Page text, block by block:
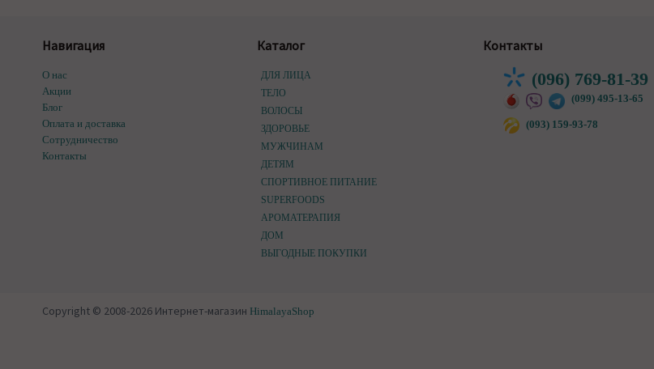
Навигация
О нас
Акции
Блог
Оплата и доставка
Сотрудничество
Контакты
Каталог
ДЛЯ ЛИЦА
ТЕЛО
ВОЛОСЫ
ЗДОРОВЬЕ
МУЖЧИНАМ
ДЕТЯМ
СПОРТИВНОЕ ПИТАНИЕ
SUPERFOODS
АРОМАТЕРАПИЯ
ДОМ
ВЫГОДНЫЕ ПОКУПКИ
Контакты
(096) 769-81-39
(099) 495-13-65
(093) 159-93-78
Copyright © 2008-2026 Интернет-магазин HimalayaShop